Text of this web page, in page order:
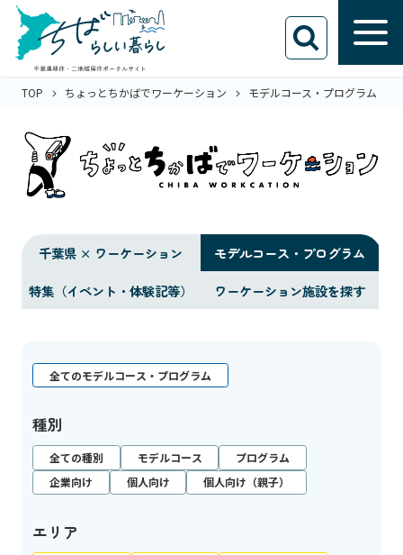
TOP ちょっとちかばでワーケーション モデルコース・プログラム
千葉県 × ワーケーション
モデルコース・プログラム
特集（イベント・体験記等）
ワーケーション施設を探す
全てのモデルコース・プログラム
種別
全ての種別 モデルコース
プログラム
企業向け
個人向け 個人向け（親子）
エリア